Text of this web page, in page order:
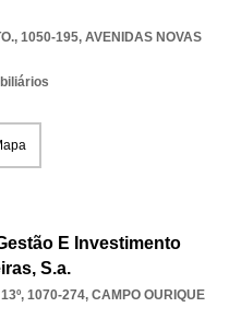
1050-195, AVENIDAS NOVAS
E Investimento
S.a.
1070-274, CAMPO OURIQUE